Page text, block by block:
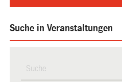
Suche in Veranstaltungen